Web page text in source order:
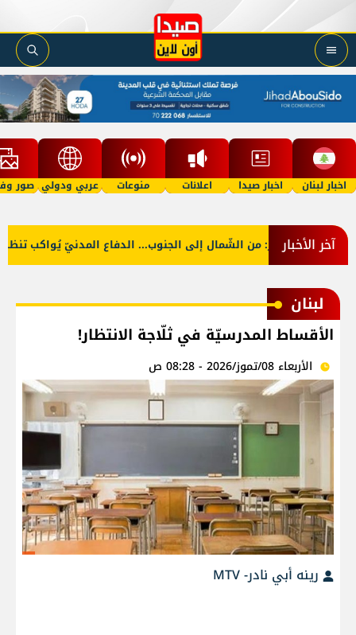
اخبار لبنان اخبار صيدا اعلانات منوعات عربي ودولي صور
آخر الأخبار
بالصّور: من الشّمال إلى الجنوب... الدفاع المدنيّ يُواكب تنظيف
لبنان
الأقساط المدرسيّة في ثلّاجة الانتظار!
الأربعاء 08/تموز/2026 - 08:28 ص
رينه أبي نادر- MTV